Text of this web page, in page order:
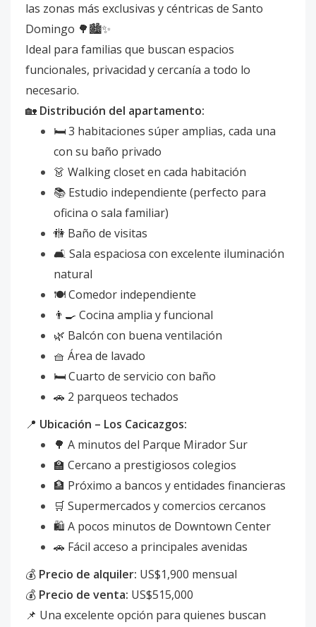
las zonas más exclusivas y céntricas de Santo
Domingo 🌳🏙️✨
Ideal para familias que buscan espacios
funcionales, privacidad y cercanía a todo lo
necesario.
🏡 Distribución del apartamento:
🛏️ 3 habitaciones súper amplias, cada una
con su baño privado
👗 Walking closet en cada habitación
📚 Estudio independiente (perfecto para
oficina o sala familiar)
🚻 Baño de visitas
🛋️ Sala espaciosa con excelente iluminación
natural
🍽️ Comedor independiente
👨‍🍳 Cocina amplia y funcional
🌿 Balcón con buena ventilación
🧺 Área de lavado
🛏️ Cuarto de servicio con baño
🚗 2 parqueos techados
📍 Ubicación – Los Cacicazgos:
🌳 A minutos del Parque Mirador Sur
🏫 Cercano a prestigiosos colegios
🏦 Próximo a bancos y entidades financieras
🛒 Supermercados y comercios cercanos
🛍️ A pocos minutos de Downtown Center
🚗 Fácil acceso a principales avenidas
💰 Precio de alquiler: US$1,900 mensual
💰 Precio de venta: US$515,000
📌 Una excelente opción para quienes buscan